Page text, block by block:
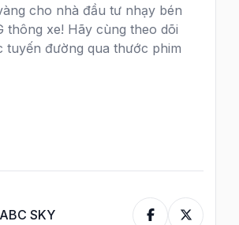
cho nhà đầu tư nhạy bén
thông xe! Hãy cùng theo dõi
tuyến đường qua thước phim
SKY